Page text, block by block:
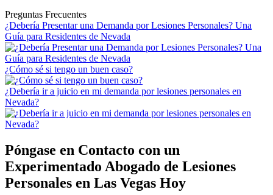
Preguntas Frecuentes
¿Debería Presentar una Demanda por Lesiones Personales? Una
Guía para Residentes de Nevada
¿Cómo sé si tengo un buen caso?
¿Debería ir a juicio en mi demanda por lesiones personales en
Nevada?
Póngase en Contacto con un
Experimentado Abogado de Lesiones
Personales en Las Vegas Hoy